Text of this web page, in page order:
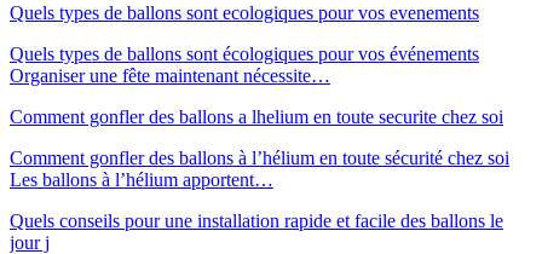
Quels types de ballons sont ecologiques pour vos evenements
Quels types de ballons sont écologiques pour vos événements
Organiser une fête maintenant nécessite…
Comment gonfler des ballons a lhelium en toute securite chez soi
Comment gonfler des ballons à l’hélium en toute sécurité chez soi
Les ballons à l’hélium apportent…
Quels conseils pour une installation rapide et facile des ballons le
jour j